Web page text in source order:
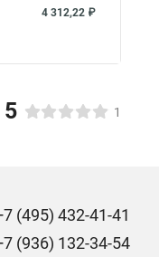
4 312,22 ₽
5 1
(495) 432-41-41
(936) 132-34-54